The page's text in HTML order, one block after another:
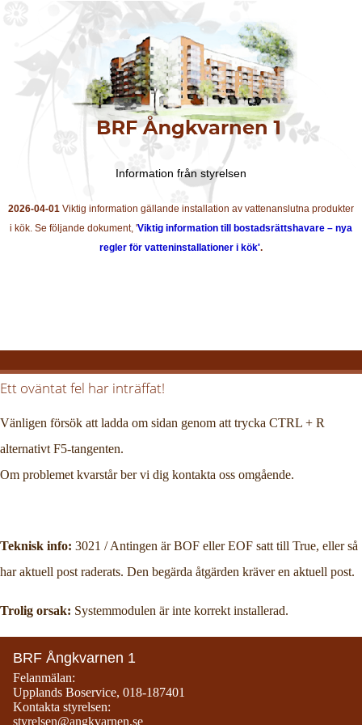
Information från styrelsen
2026-04-01 Viktig information gällande installation av vattenanslutna produkter
i kök. Se följande dokument, 'Viktig information till bostadsrättshavare – nya
regler för vatteninstallationer i kök'.
Ett oväntat fel har inträffat!
Vänligen försök att ladda om sidan genom att trycka CTRL + R
alternativt F5-tangenten.
Om problemet kvarstår ber vi dig kontakta oss omgående.
Teknisk info: 3021 / Antingen är BOF eller EOF satt till True, eller så
har aktuell post raderats. Den begärda åtgärden kräver en aktuell post.
Trolig orsak: Systemmodulen är inte korrekt installerad.
BRF Ångkvarnen 1
Felanmälan:
Upplands Boservice, 018-187401
Kontakta styrelsen:
styrelsen@angkvarnen.se